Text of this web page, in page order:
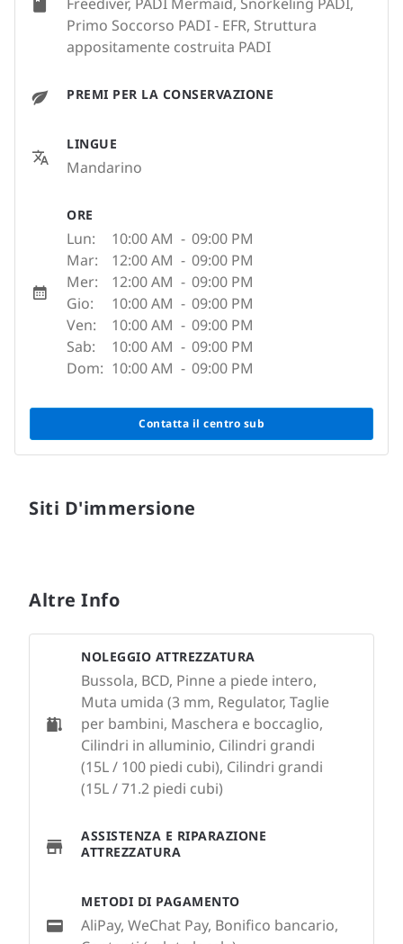
Primo Soccorso PADI - EFR, Struttura
appositamente costruita PADI
PREMI PER LA CONSERVAZIONE
LINGUE
Mandarino
ORE
Lun: 10:00 AM - 09:00 PM
Mar:
12:00 AM - 09:00 PM
Mer:
12:00 AM - 09:00 PM
Gio:
10:00 AM - 09:00 PM
Ven:
10:00 AM - 09:00 PM
Sab:
10:00 AM - 09:00 PM
Dom: 10:00 AM - 09:00 PM
Contatta il centro sub
Siti D'immersione
Altre Info
NOLEGGIO ATTREZZATURA
Bussola, BCD, Pinne a piede intero,
Muta umida (3 mm, Regulator, Taglie
per bambini, Maschera e boccaglio,
Cilindri in alluminio, Cilindri grandi
(15L / 100 piedi cubi), Cilindri grandi
(15L / 71.2 piedi cubi)
ASSISTENZA E RIPARAZIONE
ATTREZZATURA
METODI DI PAGAMENTO
AliPay, WeChat Pay, Bonifico bancario,